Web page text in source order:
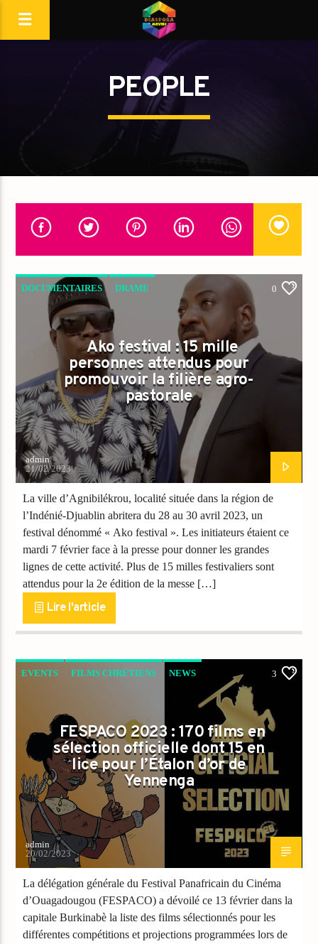
PEOPLE
DOCUMENTAIRES DRAME
FILMS CHRÉTIENS
0
Ako festival : 15 mille
personnes attendus pour
promouvoir la filière agro-
pastorale
admin
21/02/2023
La ville d’Agnibilékrou, localité située dans la région de
l’Indénié-Djuablin abritera du 28 au 30 avril 2023, un
festival dénommé « Ako festival ». Les initiateurs étaient ce
mardi 7 février face à la presse pour donner les grandes
lignes de cette activité. Plus de 15 milles festivaliers sont
attendus pour la 2e édition de la messe […]
Lire l'article
EVENTS FILMS CHRÉTIENS NEWS 3
FESPACO 2023 : 170 films en
sélection officielle dont 15 en
lice pour l’Étalon d’or de
Yennenga
admin
20/02/2023
La délégation générale du Festival Panafricain du Cinéma
d’Ouagadougou (FESPACO) a dévoilé ce 13 février dans la
capitale Burkinabè la liste des films sélectionnés pour les
différentes compétitions et projections programmées lors de